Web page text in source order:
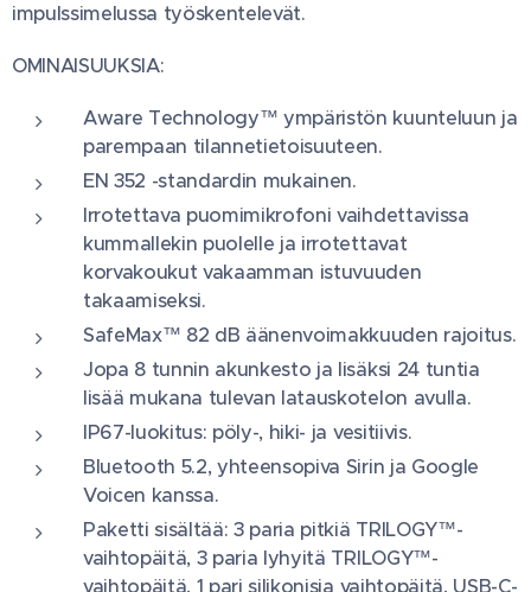
impulssimelussa työskentelevät.
OMINAISUUKSIA:
Aware Technology™ ympäristön kuunteluun ja
parempaan tilannetietoisuuteen.
EN 352 -standardin mukainen.
Irrotettava puomimikrofoni vaihdettavissa
kummallekin puolelle ja irrotettavat
korvakoukut vakaamman istuvuuden
takaamiseksi.
SafeMax™ 82 dB äänenvoimakkuuden rajoitus.
Jopa 8 tunnin akunkesto ja lisäksi 24 tuntia
lisää mukana tulevan latauskotelon avulla.
IP67-luokitus: pöly-, hiki- ja vesitiivis.
Bluetooth 5.2, yhteensopiva Sirin ja Google
Voicen kanssa.
Paketti sisältää: 3 paria pitkiä TRILOGY™-
vaihtopäitä, 3 paria lyhyitä TRILOGY™-